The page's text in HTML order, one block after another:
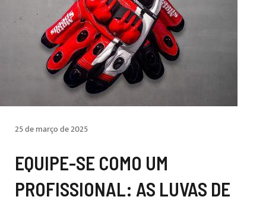
25 de março de 2025
EQUIPE-SE COMO UM
PROFISSIONAL: AS LUVAS DE